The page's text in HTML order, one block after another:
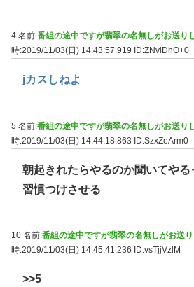
4 名前:番組の途中ですが翡翠の名無しがお送り
時:2019/11/03(日) 14:43:57.919
ID:ZNvlDhO+0
jカスしねよ
5 名前:番組の途中ですが翡翠の名無しがお送り
時:2019/11/03(日) 14:44:18.863 ID:SzxZeArm0
朝起きれたらやるのか聞いてや
習慣つけさせる
10 名前:番組の途中ですが翡翠の名無しがお送
時:2019/11/03(日) 14:45:41.236
ID:vsTjjVzlM
>>5